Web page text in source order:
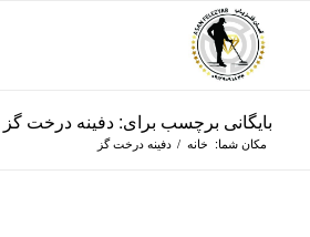
بایگانی برچسب برای: دفینه درخت گز
مکان شما: خانه / دفینه درخت گز